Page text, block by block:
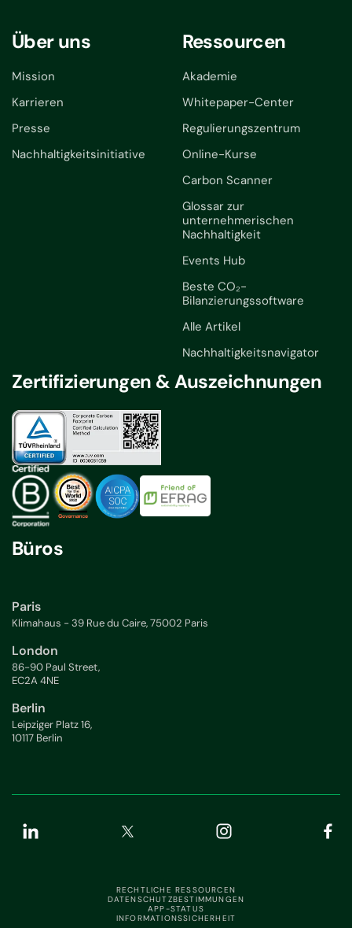
Über uns
Mission
Karrieren
Presse
Nachhaltigkeitsinitiative
Ressourcen
Akademie
Whitepaper-Center
Regulierungszentrum
Online-Kurse
Carbon Scanner
Glossar zur
unternehmerischen
Nachhaltigkeit
Events Hub
Beste CO₂-
Bilanzierungssoftware
Alle Artikel
Nachhaltigkeitsnavigator
Zertifizierungen & Auszeichnungen
Büros
Paris
Klimahaus - 39 Rue du Caire, 75002 Paris
London
86-90 Paul Street,
EC2A 4NE
Berlin
Leipziger Platz 16,
10117 Berlin
RECHTLICHE RESSOURCEN
DATENSCHUTZBESTIMMUNGEN
APP-STATUS
INFORMATIONSSICHERHEIT